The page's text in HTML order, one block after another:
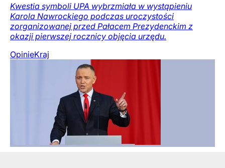
Kwestia symboli UPA wybrzmiała w wystąpieniu
Karola Nawrockiego podczas uroczystości
zorganizowanej przed Pałacem Prezydenckim z
okazji pierwszej rocznicy objęcia urzędu.
OpinieKraj